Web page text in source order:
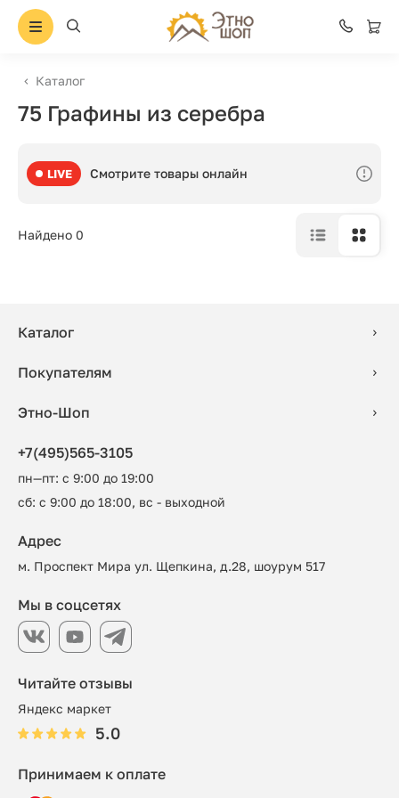
Каталог
75 Графины из серебра
LIVE Смотрите товары онлайн
Найдено 0
Каталог
Покупателям
Этно-Шоп
+7(495)565-3105
пн—пт: с 9:00 до 19:00
сб: с 9:00 до 18:00, вс - выходной
Читайте отзывы
Яндекс маркет
5.0
Адрес
м. Проспект Мира ул. Щепкина, д.28, шоурум 517
Принимаем к оплате
Мы в соцсетях